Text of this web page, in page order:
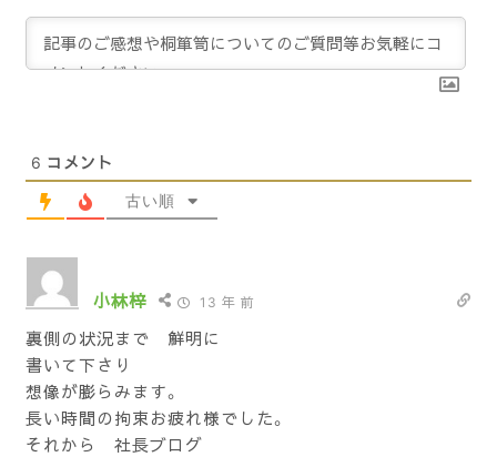
6 コメント
古い順
小林梓 13 年 前
裏側の状況まで 鮮明に
書いて下さり
想像が膨らみます。
長い時間の拘束お疲れ様でした。
それから 社長ブログ